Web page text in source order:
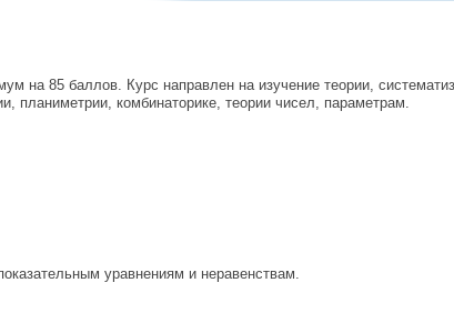
на 85 баллов. Курс направлен на изучение теории,
планиметрии, комбинаторике, теории чисел, параметрам.
уравнениям и неравенствам.